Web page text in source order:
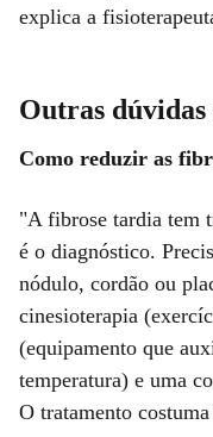
explica a
Outras
Como reduzir as
"A fibrose tardia tem
é o diagnóstico.
nódulo, cordão ou
cinesioterapia
(equipamento que
temperatura) e uma
O tratamento